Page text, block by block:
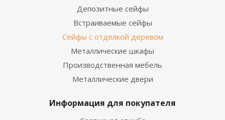
Депозитные сейфы
Встраиваемые сейфы
Сейфы с отделкой деревом
Металлические шкафы
Производственная мебель
Металлические двери
Информация для покупателя